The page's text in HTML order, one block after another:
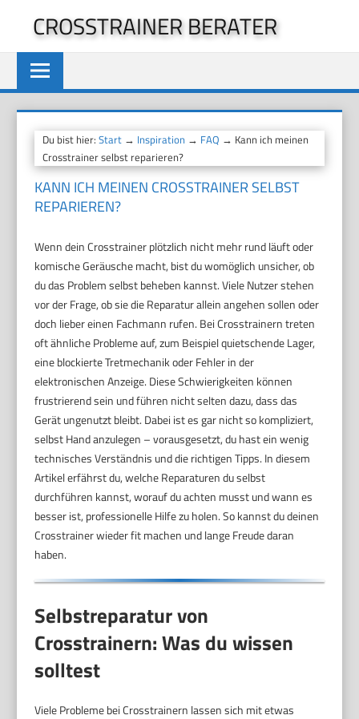
springen
CROSSTRAINER BERATER
Du bist hier:Start → Inspiration → FAQ → Kann ich meinen
Crosstrainer selbst reparieren?
KANN ICH MEINEN CROSSTRAINER SELBST
REPARIEREN?
Wenn dein Crosstrainer plötzlich nicht mehr rund läuft oder
komische Geräusche macht, bist du womöglich unsicher, ob
du das Problem selbst beheben kannst. Viele Nutzer stehen
vor der Frage, ob sie die Reparatur allein angehen sollen oder
doch lieber einen Fachmann rufen. Bei Crosstrainern treten
oft ähnliche Probleme auf, zum Beispiel quietschende Lager,
eine blockierte Tretmechanik oder Fehler in der
elektronischen Anzeige. Diese Schwierigkeiten können
frustrierend sein und führen nicht selten dazu, dass das
Gerät ungenutzt bleibt. Dabei ist es gar nicht so kompliziert,
selbst Hand anzulegen – vorausgesetzt, du hast ein wenig
technisches Verständnis und die richtigen Tipps. In diesem
Artikel erfährst du, welche Reparaturen du selbst
durchführen kannst, worauf du achten musst und wann es
besser ist, professionelle Hilfe zu holen. So kannst du deinen
Crosstrainer wieder fit machen und lange Freude daran
haben.
Selbstreparatur von
Crosstrainern: Was du wissen
solltest
Viele Probleme bei Crosstrainern lassen sich mit etwas